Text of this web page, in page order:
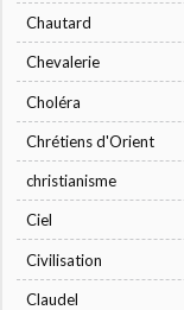
Chautard
Chevalerie
Choléra
Chrétiens d'Orient
christianisme
Ciel
Civilisation
Claudel